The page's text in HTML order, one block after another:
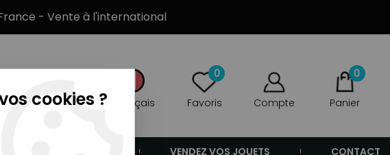
- Vente à l'international
Français
0
Favoris Compte
0
Panier
VENDEZ VOS JOUETS CONTACT
cookies ?